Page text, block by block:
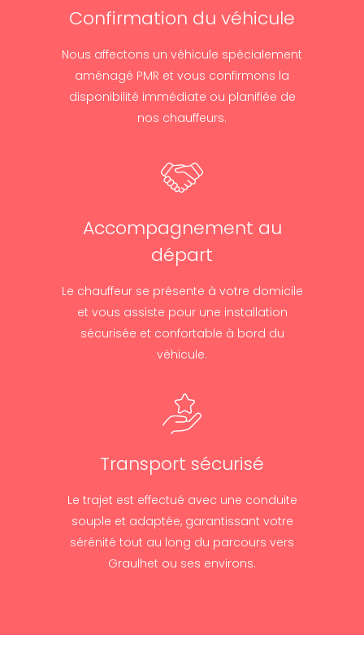
Confirmation du véhicule
Nous affectons un véhicule spécialement
aménagé PMR et vous confirmons la
disponibilité immédiate ou planifiée de
nos chauffeurs.
Accompagnement au
départ
Le chauffeur se présente à votre domicile
et vous assiste pour une installation
sécurisée et confortable à bord du
véhicule.
Transport sécurisé
Le trajet est effectué avec une conduite
souple et adaptée, garantissant votre
sérénité tout au long du parcours vers
Graulhet ou ses environs.